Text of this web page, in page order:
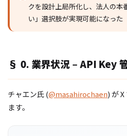
クを設計上局所化し、法人の本
い」選択肢が実現可能になった
§ 0. 業界状況 – API Key
チャエン氏 (@masahirochaen) が
ます。